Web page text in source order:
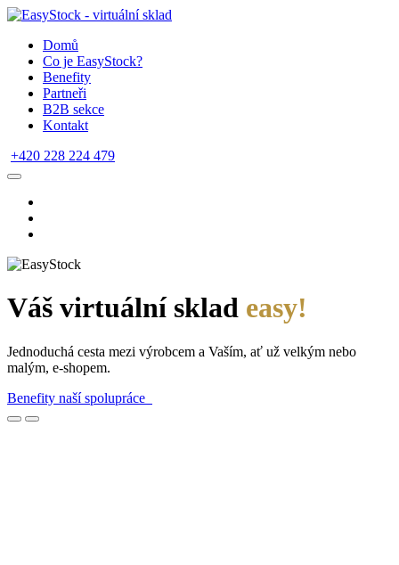
Domů
Co je EasyStock?
Benefity
Partneři
B2B sekce
Kontakt
+420 228 224 479
Váš virtuální sklad easy!
Jednoduchá cesta mezi výrobcem a Vaším, ať už velkým nebo
malým, e-shopem.
Benefity naší spolupráce